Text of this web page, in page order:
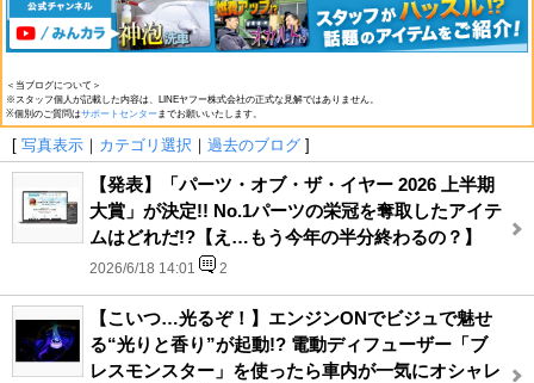
＜当ブログについて＞
※スタッフ個人が記載した内容は、LINEヤフー株式会社の正式な見解ではありません。
※個別のご質問はサポートセンターまでお願いいたします。
[ 写真表示 ｜ カテゴリ選択 ｜ 過去のブログ ]
【発表】「パーツ・オブ・ザ・イヤー 2026 上半期
大賞」が決定!! No.1パーツの栄冠を奪取したアイテ
ムはどれだ!?【え…もう今年の半分終わるの？】
2026/6/18 14:01 2
【こいつ…光るぞ！】エンジンONでビジュで魅せ
る“光りと香り”が起動!? 電動ディフューザー「ブ
レスモンスター」を使ったら車内が一気にオシャレ